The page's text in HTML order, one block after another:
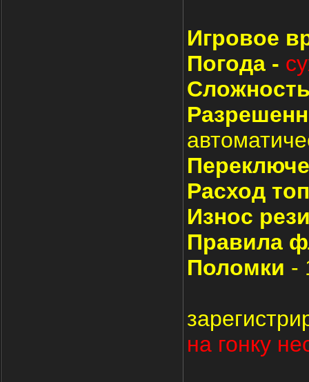
Игровое
Погода -
Расход
Износ
Правила
Поломки -
на гонку